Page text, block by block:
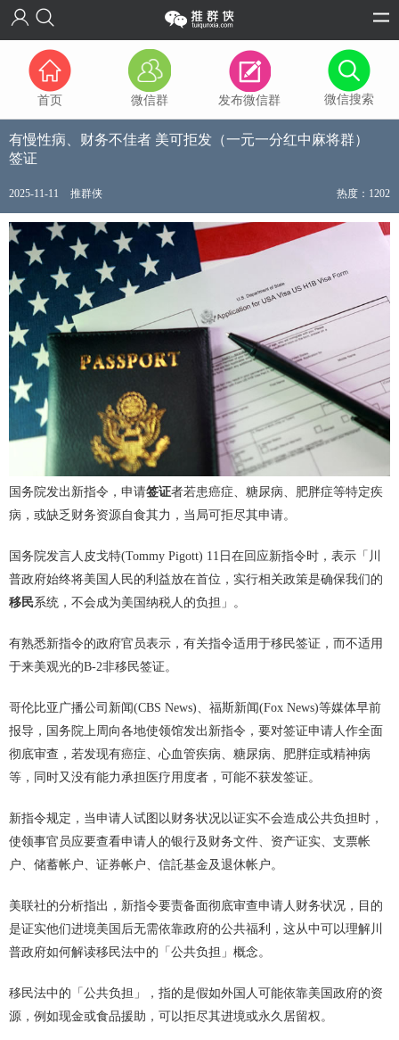
首页 微信群 发布微信群 微信搜索
有慢性病、财务不佳者 美可拒发（一元一分红中麻将群）
签证
2025-11-11 推群侠 热度：1202
国务院发出新指令，申请签证者若患癌症、糖尿病、肥胖症等特定疾
病，或缺乏财务资源自食其力，当局可拒尽其申请。
国务院发言人皮戈特(Tommy Pigott) 11日在回应新指令时，表示「川
普政府始终将美国人民的利益放在首位，实行相关政策是确保我们的
移民系统，不会成为美国纳税人的负担」。
有熟悉新指令的政府官员表示，有关指令适用于移民签证，而不适用
于来美观光的B-2非移民签证。
哥伦比亚广播公司新闻(CBS News)、福斯新闻(Fox News)等媒体早前
报导，国务院上周向各地使领馆发出新指令，要对签证申请人作全面
彻底审查，若发现有癌症、心血管疾病、糖尿病、肥胖症或精神病
等，同时又没有能力承担医疗用度者，可能不获发签证。
新指令规定，当申请人试图以财务状况以证实不会造成公共负担时，
使领事官员应要查看申请人的银行及财务文件、资产证实、支票帐
户、储蓄帐户、证券帐户、信託基金及退休帐户。
美联社的分析指出，新指令要责备面彻底审查申请人财务状况，目的
是证实他们进境美国后无需依靠政府的公共福利，这从中可以理解川
普政府如何解读移民法中的「公共负担」概念。
移民法中的「公共负担」，指的是假如外国人可能依靠美国政府的资
源，例如现金或食品援助，可以拒尽其进境或永久居留权。